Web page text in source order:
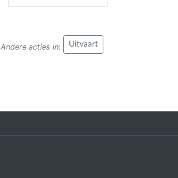
Andere acties in: Uitvaart